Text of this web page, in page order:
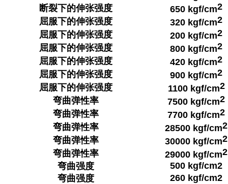
断裂下的伸张强度
650 kgf/cm2
屈服下的伸张强度
320 kgf/cm2
屈服下的伸张强度
200 kgf/cm2
屈服下的伸张强度
800 kgf/cm2
屈服下的伸张强度
420 kgf/cm2
屈服下的伸张强度
900 kgf/cm2
屈服下的伸张强度
1100 kgf/cm2
弯曲弹性率
7500 kgf/cm2
弯曲弹性率
7700 kgf/cm2
弯曲弹性率
28500 kgf/cm2
弯曲弹性率
30000 kgf/cm2
弯曲弹性率
29000 kgf/cm2
弯曲强度
500 kgf/cm2
弯曲强度
260 kgf/cm2